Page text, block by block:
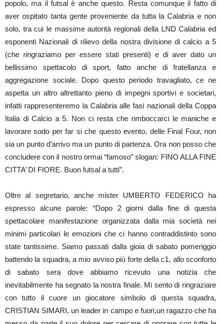
popolo, ma il futsal è anche questo. Resta comunque il fatto di
aver ospitato tanta gente proveniente da tutta la Calabria e non
solo, tra cui le massime autorità regionali della LND Calabria ed
esponenti Nazionali di rilievo della nostra divisione di calcio a 5
(che ringraziamo per essere stati presenti) e di aver dato un
bellissimo spettacolo di sport, fatto anche di fratellanza e
aggregazione sociale. Dopo questo periodo travagliato, ce ne
aspetta un altro altrettanto pieno di impegni sportivi e societari,
infatti rappresenteremo la Calabria alle fasi nazionali della Coppa
Italia di Calcio a 5. Non ci resta che rimboccarci le maniche e
lavorare sodo per far si che questo evento, delle Final Four, non
sia un punto d’arrivo ma un punto di partenza. Ora non posso che
concludere con il nostro ormai “famoso” slogan: FINO ALLA FINE
CITTA’ DI FIORE. Buon futsal a tutti”.
Oltre al segretario, anche mister UMBERTO FEDERICO ha
espresso alcune parole: “Dopo 2 giorni dalla fine di questa
spettacolare manifestazione organizzata dalla mia società nei
minimi particolari le emozioni che ci hanno contraddistinto sono
state tantissime. Siamo passati dalla gioia di sabato pomeriggio
battendo la squadra, a mio avviso più forte della c1, allo sconforto
di sabato sera dove abbiamo ricevuto una notizia che
inevitabilmente ha segnato la nostra finale. Mi sento di ringraziare
con tutto il cuore un giocatore simbolo di questa squadra,
CRISTIAN SIMARI, un leader in campo e fuori,un ragazzo che ha